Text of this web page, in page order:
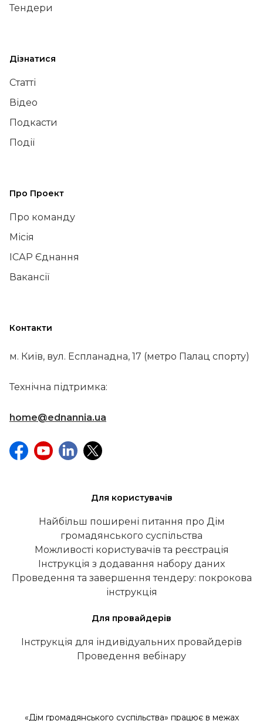
Тендери
Дізнатися
Статті
Відео
Подкасти
Події
Про Проект
Про команду
Місія
ІСАР Єднання
Вакансії
Контакти
м. Київ, вул. Еспланадна, 17 (метро Палац спорту)
Технічна підтримка:
home@ednannia.ua
Для користувачів
Найбільш поширені питання про Дім
громадянського суспільства
Можливості користувачів та реєстрація
Інструкція з додавання набору даних
Проведення та завершення тендеру: покрокова
інструкція
Для провайдерів
Інструкція для індивідуальних провайдерів
Проведення вебінару
«Дім громадянського суспільства» працює в межах